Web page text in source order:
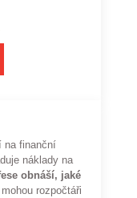
na finanční
náklady na
obnáší, jaké
mohou rozpočtáři